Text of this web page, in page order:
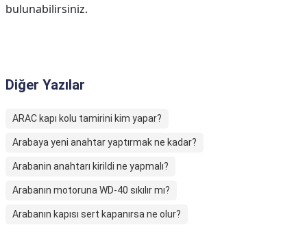
bulunabilirsiniz.
Diğer Yazılar
ARAC kapı kolu tamirini kim yapar?
Arabaya yeni anahtar yaptırmak ne kadar?
Arabanin anahtarı kirildi ne yapmalı?
Arabanın motoruna WD-40 sıkılır mı?
Arabanın kapısı sert kapanırsa ne olur?